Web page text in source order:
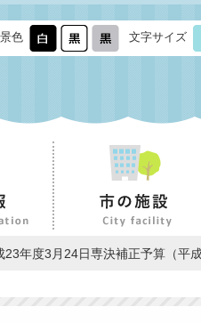
色 文字サイズ
23年度3月24日専決補正予算（平